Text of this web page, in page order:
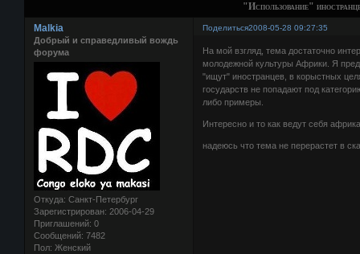
"Использование"
Поделиться2008-05-28 09:27:35
Malkia
Добрый и справедливый вождь
форума
Откуда: Санкт-Петербург
Зарегистрирован: 2006-04-29
Приглашений: 0
Сообщений: 7482
Пол: Женский
На мой взгляд, тема достаточно
молодежной культуры Африки. Я
"ищут" иностранцев, в корыстных
государств не попадают под
либо примеры.
Интересно и то как ведут себя
надеюсь что тема не перерастет в